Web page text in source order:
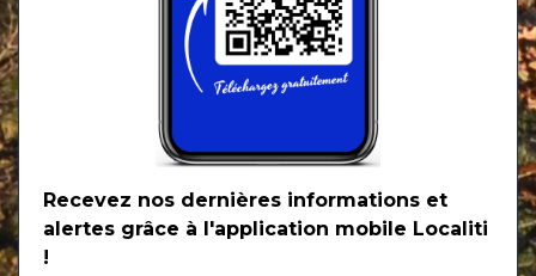
Recevez nos dernières informations et
alertes grâce à l'application mobile Localiti
!